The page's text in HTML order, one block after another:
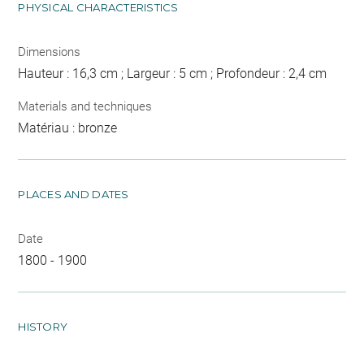
PHYSICAL CHARACTERISTICS
Dimensions
Hauteur : 16,3 cm ; Largeur : 5 cm ; Profondeur : 2,4 cm
Materials and techniques
Matériau : bronze
PLACES AND DATES
Date
1800 - 1900
HISTORY